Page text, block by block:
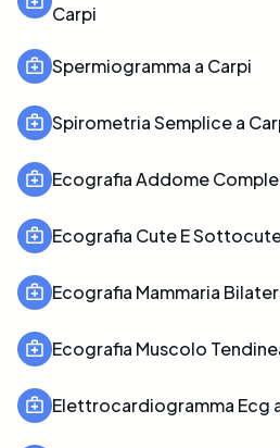
Carpi
Spermiogramma a Carpi
Spirometria Semplice a
Ecografia Addome
Ecografia Cute E
Ecografia Mammaria
Ecografia Muscolo
Elettrocardiogramma Ecg